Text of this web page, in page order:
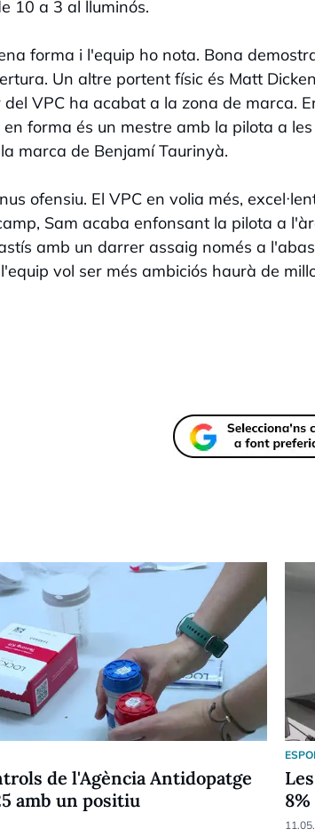
10 a 3 al lluminós.
forma i l'equip ho nota. Bona
Un altre portent físic és Matt
VPC ha acabat a la zona de marca.
forma és un mestre amb la pilota a les
marca de Benjamí Taurinyà.
ofensiu. El VPC en volia més,
Sam acaba enfonsant la pilota a
amb un darrer assaig només a
vol ser més ambiciós haurà de
de l'Agència Antidopatge
amb un positiu
8%